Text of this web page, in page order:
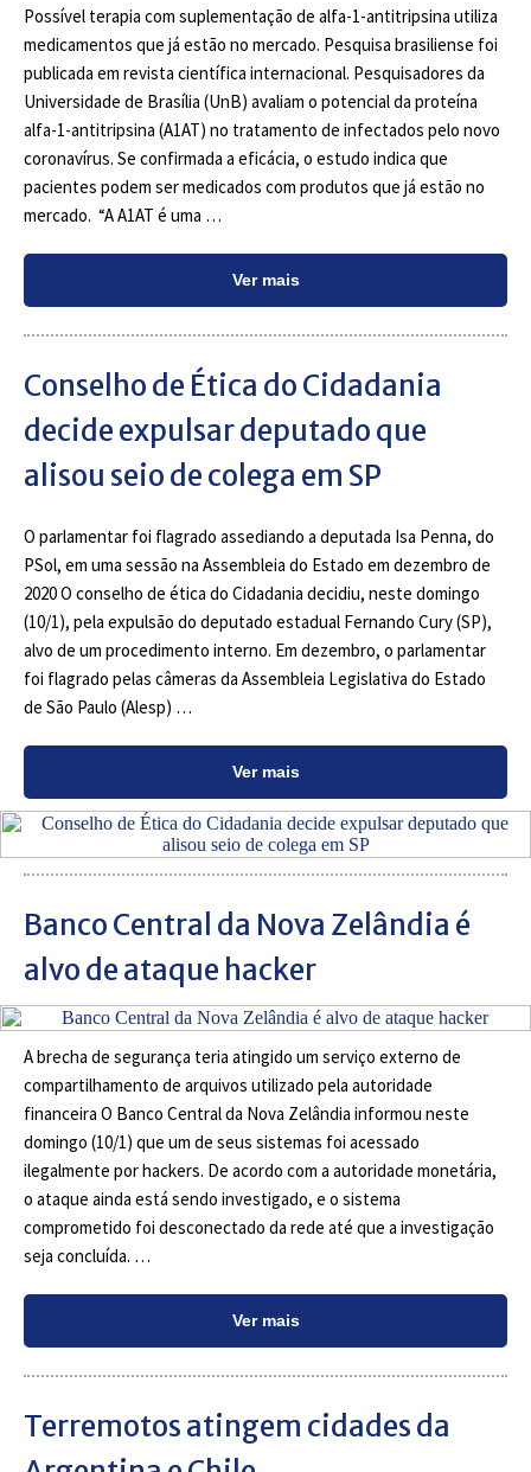
Possível terapia com suplementação de alfa-1-antitripsina utiliza
medicamentos que já estão no mercado. Pesquisa brasiliense foi
publicada em revista científica internacional. Pesquisadores da
Universidade de Brasília (UnB) avaliam o potencial da proteína
alfa-1-antitripsina (A1AT) no tratamento de infectados pelo novo
coronavírus. Se confirmada a eficácia, o estudo indica que
pacientes podem ser medicados com produtos que já estão no
mercado. “A A1AT é uma …
Ver mais
Conselho de Ética do Cidadania
decide expulsar deputado que
alisou seio de colega em SP
O parlamentar foi flagrado assediando a deputada Isa Penna, do
PSol, em uma sessão na Assembleia do Estado em dezembro de
2020 O conselho de ética do Cidadania decidiu, neste domingo
(10/1), pela expulsão do deputado estadual Fernando Cury (SP),
alvo de um procedimento interno. Em dezembro, o parlamentar
foi flagrado pelas câmeras da Assembleia Legislativa do Estado
de São Paulo (Alesp) …
Ver mais
Banco Central da Nova Zelândia é
alvo de ataque hacker
A brecha de segurança teria atingido um serviço externo de
compartilhamento de arquivos utilizado pela autoridade
financeira O Banco Central da Nova Zelândia informou neste
domingo (10/1) que um de seus sistemas foi acessado
ilegalmente por hackers. De acordo com a autoridade monetária,
o ataque ainda está sendo investigado, e o sistema
comprometido foi desconectado da rede até que a investigação
seja concluída. …
Ver mais
Terremotos atingem cidades da